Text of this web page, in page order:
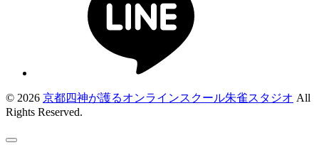
© 2026 京都四神が護るオンラインスクール朱雀スタジオ All
Rights Reserved.